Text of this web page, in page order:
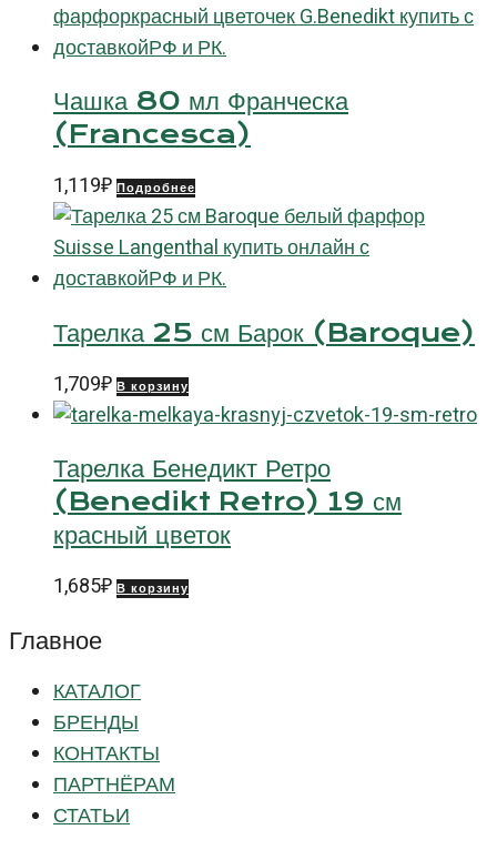
Чашка 80 мл Франческа
(Francesca)
1,119₽ Подробнее
Тарелка 25 см Барок (Baroque)
1,709₽ В корзину
Тарелка Бенедикт Ретро
(Benedikt Retro) 19 см
красный цветок
1,685₽ В корзину
Главное
КАТАЛОГ
БРЕНДЫ
КОНТАКТЫ
ПАРТНЁРАМ
СТАТЬИ